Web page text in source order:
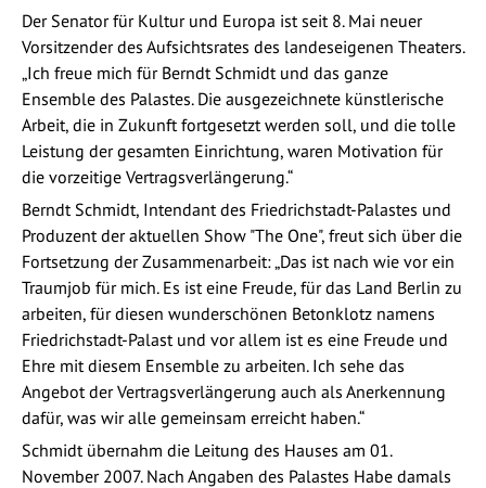
Der Senator für Kultur und Europa ist seit 8. Mai neuer
Vorsitzender des Aufsichtsrates des landeseigenen Theaters.
„Ich freue mich für Berndt Schmidt und das ganze
Ensemble des Palastes. Die ausgezeichnete künstlerische
Arbeit, die in Zukunft fortgesetzt werden soll, und die tolle
Leistung der gesamten Einrichtung, waren Motivation für
die vorzeitige Vertragsverlängerung.“
Berndt Schmidt, Intendant des Friedrichstadt-Palastes und
Produzent der aktuellen Show "The One", freut sich über die
Fortsetzung der Zusammenarbeit: „Das ist nach wie vor ein
Traumjob für mich. Es ist eine Freude, für das Land Berlin zu
arbeiten, für diesen wunderschönen Betonklotz namens
Friedrichstadt-Palast und vor allem ist es eine Freude und
Ehre mit diesem Ensemble zu arbeiten. Ich sehe das
Angebot der Vertragsverlängerung auch als Anerkennung
dafür, was wir alle gemeinsam erreicht haben.“
Schmidt übernahm die Leitung des Hauses am 01.
November 2007. Nach Angaben des Palastes Habe damals